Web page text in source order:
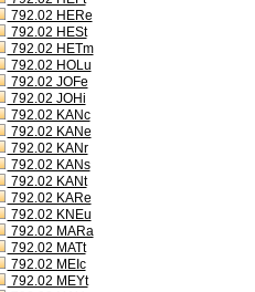
792.02 HERe
792.02 HESt
792.02 HETm
792.02 HOLu
792.02 JOFe
792.02 JOHi
792.02 KANc
792.02 KANe
792.02 KANr
792.02 KANs
792.02 KANt
792.02 KARe
792.02 KNEu
792.02 MARa
792.02 MATt
792.02 MEIc
792.02 MEYt